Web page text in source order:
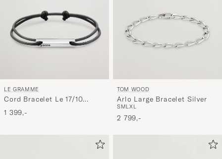
LE GRAMME
Cord Bracelet Le 17/10
Black/Sterling Silver
1 399,-
TOM WOOD
Arlo Large Bracelet Silver
SMLXL
2 799,-